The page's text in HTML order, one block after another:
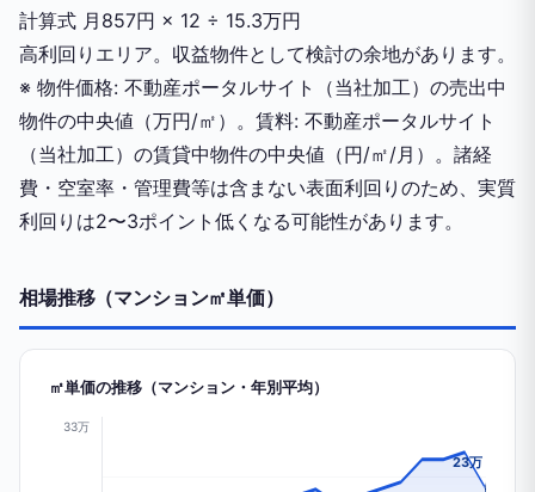
計算式 月857円 × 12 ÷ 15.3万円
高利回りエリア。収益物件として検討の余地があります。
※ 物件価格: 不動産ポータルサイト（当社加工）の売出中
物件の中央値（万円/㎡）。賃料: 不動産ポータルサイト
（当社加工）の賃貸中物件の中央値（円/㎡/月）。諸経
費・空室率・管理費等は含まない表面利回りのため、実質
利回りは2〜3ポイント低くなる可能性があります。
相場推移（マンション㎡単価）
㎡単価の推移（マンション・年別平均）
33万
23万